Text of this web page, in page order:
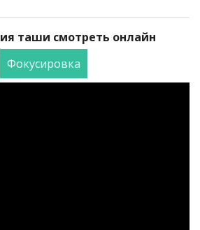
таши смотреть онлайн
Фокусировка